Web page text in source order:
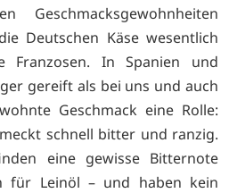
Deutschen Käse wesentlich
In Spanien und
gereift als bei uns und auch
Geschmack eine Rolle:
schnell bitter und ranzig.
eine gewisse Bitternote
für Leinöl – und haben kein